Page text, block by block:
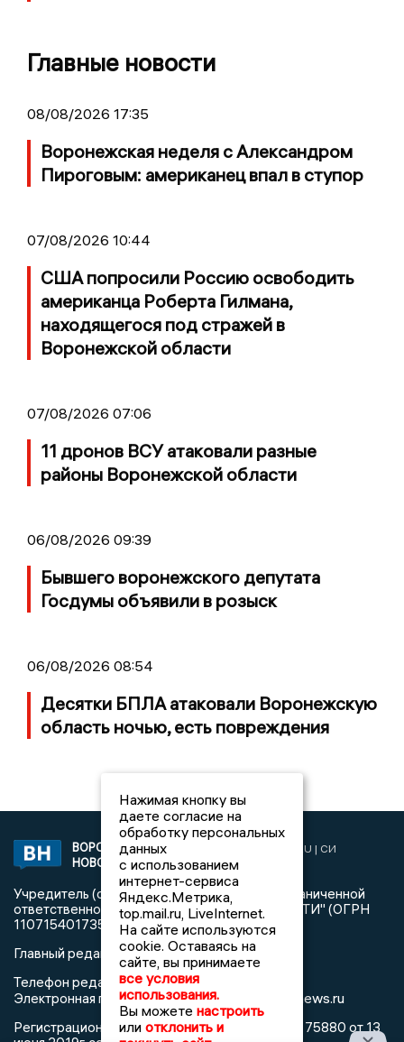
Главные новости
08/08/2026 17:35
Воронежская неделя с Александром
Пироговым: американец впал в ступор
07/08/2026 10:44
США попросили Россию освободить
американца Роберта Гилмана,
находящегося под стражей в
Воронежской области
07/08/2026 07:06
11 дронов ВСУ атаковали разные
районы Воронежской области
06/08/2026 09:39
Бывшего воронежского депутата
Госдумы объявили в розыск
06/08/2026 08:54
Десятки БПЛА атаковали Воронежскую
область ночью, есть повреждения
ВОРОНЕЖСКИЕ
НОВОСТИ
2019 © VORONEZHNEWS.RU | СИ
«Воронежские новости»
Учредитель (соучредители): Общество с ограниченной
ответственностью "РЕГИОНАЛЬНЫЕ НОВОСТИ" (ОГРН
1107154017354)
Главный редактор: Пирогов А.А.
Телефон редакции: +7 (473) 262 77 92
Электронная почта редакции:info@voronezhnews.ru
Регистрационный номер: серия Эл № ФС 77 - 75880 от 13
Нажимая кнопку вы
даете согласие на
обработку персональных
данных
с использованием
интернет-сервиса
Яндекс.Метрика,
top.mail.ru, LiveInternet.
На сайте используются
cookie. Оставаясь на
сайте, вы принимаете
все условия
использования.
Вы можете настроить
или отклонить и